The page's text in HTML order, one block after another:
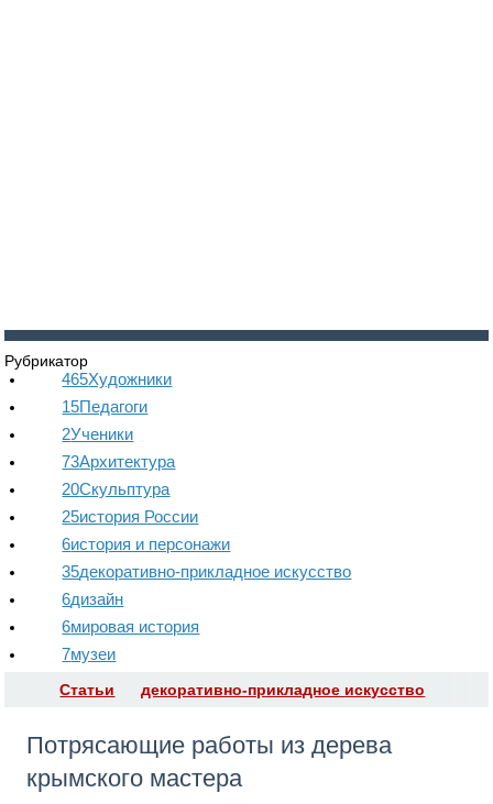
Рубрикатор
465Художники
15Педагоги
2Ученики
73Архитектура
20Скульптура
25история России
6история и персонажи
35декоративно-прикладное искусство
6дизайн
6мировая история
7музеи
Статьи декоративно-прикладное искусство
Потрясающие работы из дерева
крымского мастера